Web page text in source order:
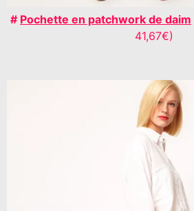
# Pochette en patchwork de daim
41,67€)